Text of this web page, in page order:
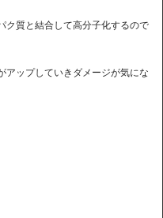
ク質と結合して高分子化するので
アップしていきダメージが気にな